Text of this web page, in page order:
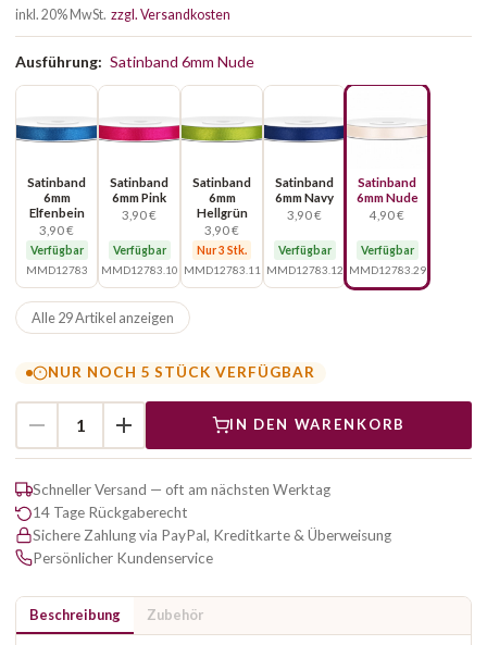
inkl. 20% MwSt. zzgl. Versandkosten
Ausführung: Satinband 6mm Nude
Satinband
6mm
Elfenbein
3,90 €
Verfügbar
MMD12783
Satinband
6mm Pink
3,90 €
Verfügbar
MMD12783.10
Satinband
6mm
Hellgrün
3,90 €
Nur 3 Stk.
MMD12783.11
Satinband
6mm Navy
3,90 €
Verfügbar
MMD12783.12
Satinband
6mm Nude
4,90 €
Verfügbar
MMD12783.29
Alle 29 Artikel anzeigen
NUR NOCH 5 STÜCK VERFÜGBAR
IN DEN WARENKORB
Schneller Versand — oft am nächsten Werktag
14 Tage Rückgaberecht
Sichere Zahlung via PayPal, Kreditkarte & Überweisung
Persönlicher Kundenservice
Beschreibung Zubehör